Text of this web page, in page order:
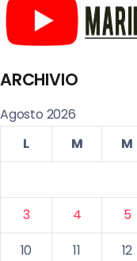
ARCHIVIO
Agosto 2026
L
M M
3
4 5
10
11 12